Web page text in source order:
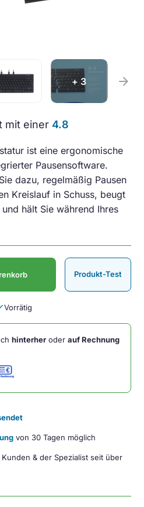
arrow_forward
+ 3
mit einer 4.8
ist eine ergonomische
Pausensoftware.
dazu, regelmäßig Pausen
Kreislauf in Schuss, beugt
hält Sie während Ihres
Produkt-Test
Vorrätig
hinterher oderauf Rechnung
von 30 Tagen möglich
& der Spezialist seit über